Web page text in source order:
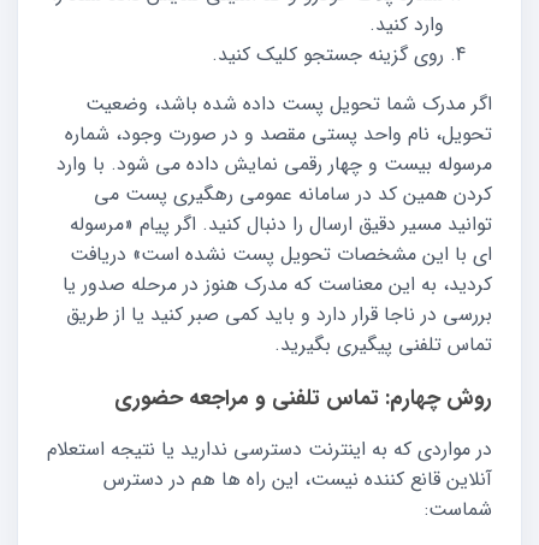
وارد کنید.
روی گزینه جستجو کلیک کنید.
اگر مدرک شما تحویل پست داده شده باشد، وضعیت
تحویل، نام واحد پستی مقصد و در صورت وجود، شماره
مرسوله بیست و چهار رقمی نمایش داده می شود. با وارد
کردن همین کد در سامانه عمومی رهگیری پست می
توانید مسیر دقیق ارسال را دنبال کنید. اگر پیام «مرسوله
ای با این مشخصات تحویل پست نشده است» دریافت
کردید، به این معناست که مدرک هنوز در مرحله صدور یا
بررسی در ناجا قرار دارد و باید کمی صبر کنید یا از طریق
تماس تلفنی پیگیری بگیرید.
روش چهارم: تماس تلفنی و مراجعه حضوری
در مواردی که به اینترنت دسترسی ندارید یا نتیجه استعلام
آنلاین قانع کننده نیست، این راه ها هم در دسترس
شماست: